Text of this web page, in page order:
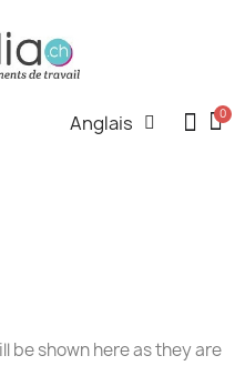
Anglais
be shown here as they are